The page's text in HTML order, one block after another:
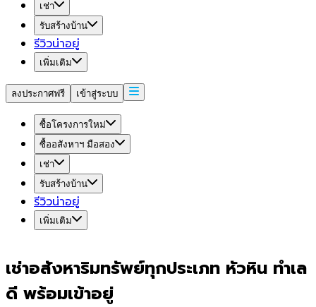
เช่า
รับสร้างบ้าน
รีวิวน่าอยู่
เพิ่มเติม
ลงประกาศฟรี เข้าสู่ระบบ
ซื้อโครงการใหม่
ซื้ออสังหาฯ มือสอง
เช่า
รับสร้างบ้าน
รีวิวน่าอยู่
เพิ่มเติม
เช่าอสังหาริมทรัพย์ทุกประเภท หัวหิน ทำเล
ดี พร้อมเข้าอยู่